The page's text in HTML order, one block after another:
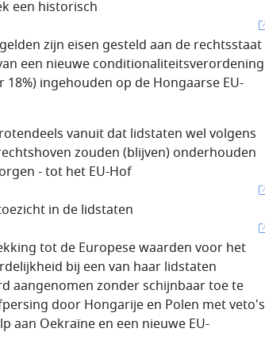
een historisch
zijn eisen gesteld aan de rechtsstaat
een nieuwe conditionaliteitsverordening
ingehouden op de Hongaarse EU-
vanuit dat lidstaten wel volgens
zouden (blijven) onderhouden
- tot het EU-Hof
in de lidstaten
tot de Europese waarden voor het
bij een van haar lidstaten
aangenomen zonder schijnbaar toe te
door Hongarije en Polen met veto's
aan Oekraïne en een nieuwe EU-